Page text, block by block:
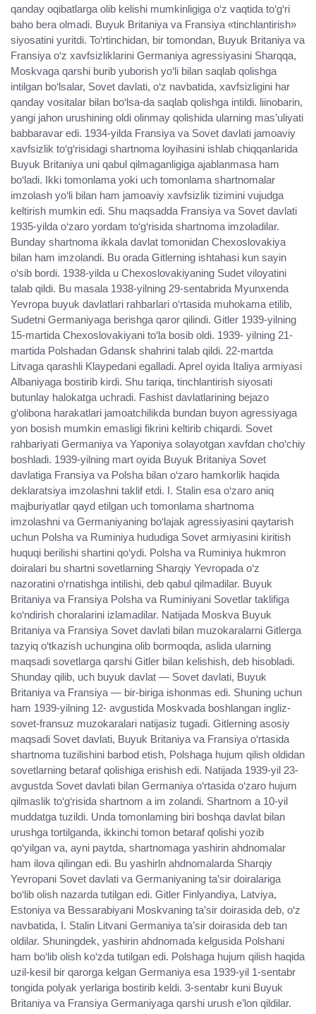
qanday oqibatlarga olib kelishi mumkinligiga o‘z vaqtida to‘g‘ri
baho bera olmadi. Buyuk Britaniya va Fransiya «tinchlantirish»
siyosatini yuritdi. To‘rtinchidan, bir tomondan, Buyuk Britaniya va
Fransiya o‘z xavfsizliklarini Germaniya agressiyasini Sharqqa,
Moskvaga qarshi burib yuborish yo‘li bilan saqlab qolishga
intilgan bo‘lsalar, Sovet davlati, o‘z navbatida, xavfsizligini har
qanday vositalar bilan bo‘lsa-da saqlab qolishga intildi. liinobarin,
yangi jahon urushining oldi olinmay qolishida ularning mas’uliyati
babbaravar edi. 1934-yilda Fransiya va Sovet davlati jamoaviy
xavfsizlik to‘g‘risidagi shartnoma loyihasini ishlab chiqqanlarida
Buyuk Britaniya uni qabul qilmaganligiga ajablanmasa ham
bo‘ladi. Ikki tomonlama yoki uch tomonlama shartnomalar
imzolash yo‘li bilan ham jamoaviy xavfsizlik tizimini vujudga
keltirish mumkin edi. Shu maqsadda Fransiya va Sovet davlati
1935-yilda o‘zaro yordam to‘g‘risida shartnoma imzoladilar.
Bunday shartnoma ikkala davlat tomonidan Chexoslovakiya
bilan ham imzolandi. Bu orada Gitlerning ishtahasi kun sayin
o‘sib bordi. 1938-yilda u Chexoslovakiyaning Sudet viloyatini
talab qildi. Bu masala 1938-yilning 29-sentabrida Myunxenda
Yevropa buyuk davlatlari rahbarlari o‘rtasida muhokama etilib,
Sudetni Germaniyaga berishga qaror qilindi. Gitler 1939-yilning
15-martida Chexoslovakiyani to‘la bosib oldi. 1939- yilning 21-
martida Polshadan Gdansk shahrini talab qildi. 22-martda
Litvaga qarashli Klaypedani egalladi. Aprel oyida Italiya armiyasi
Albaniyaga bostirib kirdi. Shu tariqa, tinchlantirish siyosati
butunlay halokatga uchradi. Fashist davlatlarining bejazo
g‘olibona harakatlari jamoatchilikda bundan buyon agressiyaga
yon bosish mumkin emasligi fikrini keltirib chiqardi. Sovet
rahbariyati Germaniya va Yaponiya solayotgan xavfdan cho‘chiy
boshladi. 1939-yilning mart oyida Buyuk Britaniya Sovet
davlatiga Fransiya va Polsha bilan o‘zaro hamkorlik haqida
deklaratsiya imzolashni taklif etdi. I. Stalin esa o‘zaro aniq
majburiyatlar qayd etilgan uch tomonlama shartnoma
imzolashni va Germaniyaning bo‘lajak agressiyasini qaytarish
uchun Polsha va Ruminiya hududiga Sovet armiyasini kiritish
huquqi berilishi shartini qo‘ydi. Polsha va Ruminiya hukmron
doiralari bu shartni sovetlarning Sharqiy Yevropada o‘z
nazoratini o‘rnatishga intilishi, deb qabul qilmadilar. Buyuk
Britaniya va Fransiya Polsha va Ruminiyani Sovetlar taklifiga
ko‘ndirish choralarini izlamadilar. Natijada Moskva Buyuk
Britaniya va Fransiya Sovet davlati bilan muzokaralarni Gitlerga
tazyiq o‘tkazish uchungina olib bormoqda, aslida ularning
maqsadi sovetlarga qarshi Gitler bilan kelishish, deb hisobladi.
Shunday qilib, uch buyuk davlat — Sovet davlati, Buyuk
Britaniya va Fransiya — bir-biriga ishonmas edi. Shuning uchun
ham 1939-yilning 12- avgustida Moskvada boshlangan ingliz-
sovet-fransuz muzokaralari natijasiz tugadi. Gitlerning asosiy
maqsadi Sovet davlati, Buyuk Britaniya va Fransiya o‘rtasida
shartnoma tuzilishini barbod etish, Polshaga hujum qilish oldidan
sovetlarning betaraf qolishiga erishish edi. Natijada 1939-yil 23-
avgustda Sovet davlati bilan Germaniya o‘rtasida o‘zaro hujum
qilmaslik to‘g‘risida shartnom a im zolandi. Shartnom a 10-yil
muddatga tuzildi. Unda tomonlaming biri boshqa davlat bilan
urushga tortilganda, ikkinchi tomon betaraf qolishi yozib
qo‘yilgan va, ayni paytda, shartnomaga yashirin ahdnomalar
ham ilova qilingan edi. Bu yashirln ahdnomalarda Sharqiy
Yevropani Sovet davlati va Germaniyaning ta’sir doiralariga
bo‘lib olish nazarda tutilgan edi. Gitler Finlyandiya, Latviya,
Estoniya va Bessarabiyani Moskvaning ta’sir doirasida deb, o‘z
navbatida, I. Stalin Litvani Germaniya ta’sir doirasida deb tan
oldilar. Shuningdek, yashirin ahdnomada kelgusida Polshani
ham bo‘lib olish ko‘zda tutilgan edi. Polshaga hujum qilish haqida
uzil-kesil bir qarorga kelgan Germaniya esa 1939-yil 1-sentabr
tongida polyak yerlariga bostirib keldi. 3-sentabr kuni Buyuk
Britaniya va Fransiya Germaniyaga qarshi urush e’lon qildilar.